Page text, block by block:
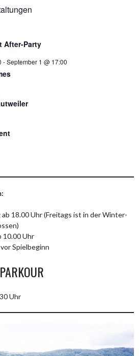
After-Party
-September 1 @ 17:00
18.00 Uhr (Freitags ist in der Winter-
10.00 Uhr
Spielbeginn
Uhr